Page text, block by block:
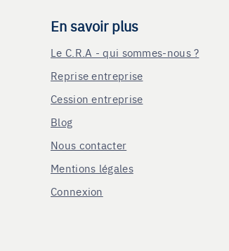
En savoir plus
Le C.R.A - qui sommes-nous ?
Reprise entreprise
Cession entreprise
Blog
Nous contacter
Mentions légales
Connexion